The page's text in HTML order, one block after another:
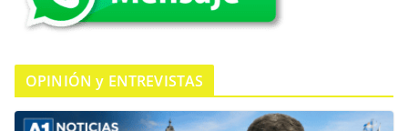
OPINIÓN y ENTREVISTAS